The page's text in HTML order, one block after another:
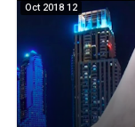
12 Oct 2018